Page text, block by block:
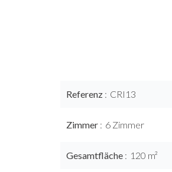
Referenz CRI13
Zimmer 6 Zimmer
Gesamtfläche 120 m²